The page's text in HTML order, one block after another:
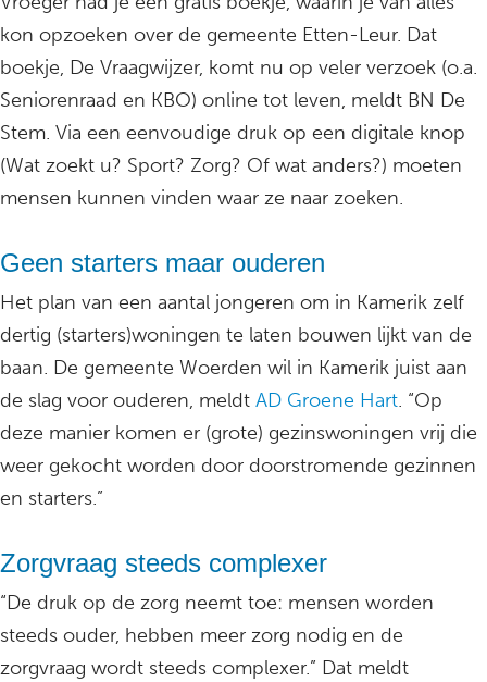
kon opzoeken over de gemeente Etten-Leur. Dat
boekje, De Vraagwijzer, komt nu op veler verzoek (o.a.
Seniorenraad en KBO) online tot leven, meldt BN De
Stem. Via een eenvoudige druk op een digitale knop
(Wat zoekt u? Sport? Zorg? Of wat anders?) moeten
mensen kunnen vinden waar ze naar zoeken.
Geen starters maar ouderen
Het plan van een aantal jongeren om in Kamerik zelf
dertig (starters)woningen te laten bouwen lijkt van de
baan. De gemeente Woerden wil in Kamerik juist aan
de slag voor ouderen, meldt AD Groene Hart. “Op
deze manier komen er (grote) gezinswoningen vrij die
weer gekocht worden door doorstromende gezinnen
en starters.”
Zorgvraag steeds complexer
“De druk op de zorg neemt toe: mensen worden
steeds ouder, hebben meer zorg nodig en de
zorgvraag wordt steeds complexer.” Dat meldt